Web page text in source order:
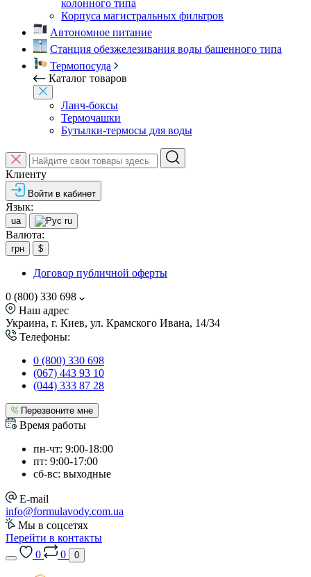
колонного типа
Корпуса магистральных фильтров
Автономное питание
Станция обезжелезивания воды башенного типа
Термопосуда
Каталог товаров
Ланч-боксы
Термочашки
Бутылки-термосы для воды
Клиенту
Войти в кабинет
Язык:
ua ru
Валюта:
грн $
Договор публичной оферты
0 (800) 330 698
Наш адрес
Украина, г. Киев, ул. Крамского Ивана, 14/34
Телефоны:
0 (800) 330 698
(067) 443 93 10
(044) 333 87 28
Перезвоните мне
Время работы
пн-чт: 9:00-18:00
пт: 9:00-17:00
сб-вс: выходные
E-mail
info@formulavody.com.ua
Мы в соцсетях
Перейти в контакты
0
0 0